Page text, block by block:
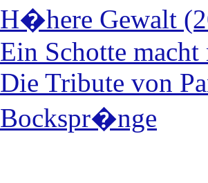
H�here Gewalt
Ein Schotte
Die Tribute von
Bockspr�nge